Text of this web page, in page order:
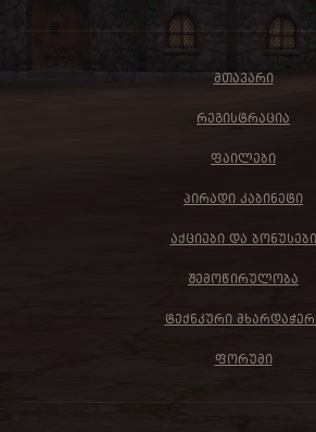
ᲛᲗᲐᲕᲐᲠᲘ
ᲠᲔᲒᲘᲡᲢᲠᲐᲪᲘᲐ
ᲤᲐᲘᲚᲔᲑᲘ
ᲞᲘᲠᲐᲓᲘ ᲙᲐᲑᲘᲜᲔᲢᲘ
ᲐᲥᲪᲘᲔᲑᲘ ᲓᲐ ᲑᲝᲜᲣᲡᲔᲑᲘ
ᲨᲔᲛᲝᲬᲘᲠᲣᲚᲝᲑᲐ
ᲢᲔᲥᲜᲙᲣᲠᲘ
ᲤᲝᲠᲣᲛᲘ